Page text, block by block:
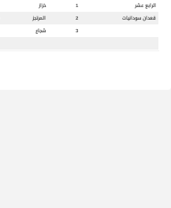
الرابع عشر 1 خزاز
قعدان سودانيات
2 المرتجز
3
شجاع